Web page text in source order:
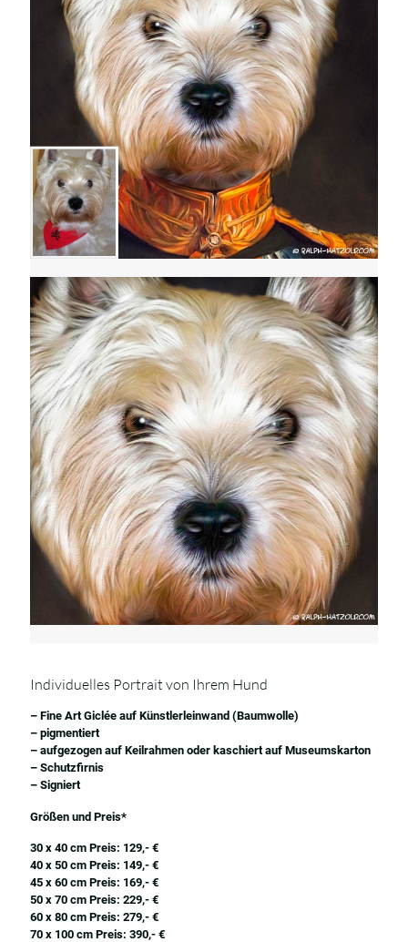
Individuelles Portrait von Ihrem Hund
– Fine Art Giclée auf Künstlerleinwand (Baumwolle)
– pigmentiert
– aufgezogen auf Keilrahmen oder kaschiert auf Museumskarton
– Schutzfirnis
– Signiert
Größen und Preis*
30 x 40 cm Preis: 129,- €
40 x 50 cm Preis: 149,- €
45 x 60 cm Preis: 169,- €
50 x 70 cm Preis: 229,- €
60 x 80 cm Preis: 279,- €
70 x 100 cm Preis: 390,- €